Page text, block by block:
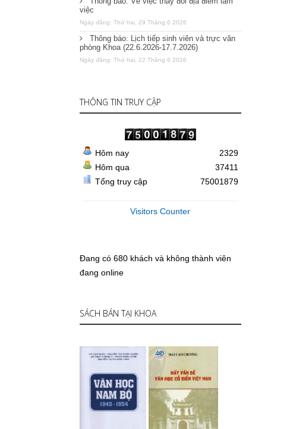
việc
Ngày đăng: Thứ hai, 29 Tháng 6 2026
Thông báo: Lịch tiếp sinh viên và trực văn
phòng Khoa (22.6.2026-17.7.2026)
Ngày đăng: Thứ hai, 22 Tháng 6 2026
THÔNG TIN TRUY CẬP
Hôm nay
Hôm qua
Tổng truy cập
2329
37411
75001879
Visitors Counter
Đang có 680 khách và không thành viên
đang online
SÁCH BÁN TẠI KHOA